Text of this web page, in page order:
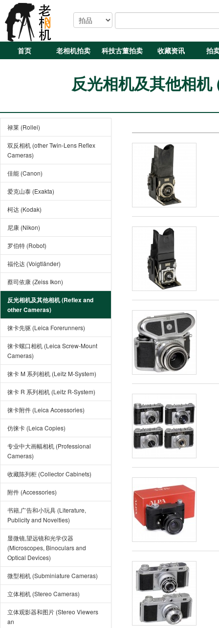
首页 老相机拍卖 科技古董拍卖 收藏资讯 拍
反光相机及其他相
禄莱 (Rollei)
双反相机 (other Twin-Lens Reflex
Cameras)
佳能 (Canon)
爱克山泰 (Exakta)
柯达 (Kodak)
尼康 (Nikon)
罗伯特 (Robot)
福伦达 (Voigtländer)
蔡司依康 (Zeiss Ikon)
反光相机及其他相机 (Reflex and
other Cameras)
徕卡先驱 (Leica Forerunners)
徕卡螺口相机 (Leica Screw-Mount
Cameras)
徕卡 M 系列相机 (Leitz M-System)
徕卡 R 系列相机 (Leitz R-System)
徕卡附件 (Leica Accessories)
仿徕卡 (Leica Copies)
专业中大画幅相机 (Professional
Cameras)
收藏陈列柜 (Collector Cabinets)
附件 (Accessories)
书籍,广告和小玩具 (Literature,
Publicity and Novelties)
显微镜,望远镜和光学仪器
(Microscopes, Binoculars and
Optical Devices)
微型相机 (Subminiature Cameras)
立体相机 (Stereo Cameras)
立体观影器和图片 (Stereo Viewers
an